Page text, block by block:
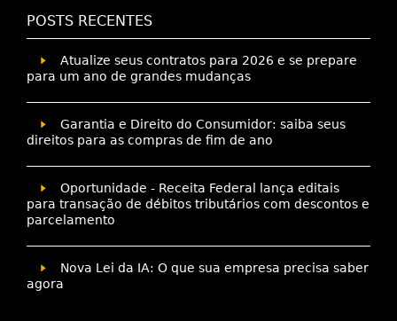
POSTS RECENTES
Atualize seus contratos para 2026 e se prepare
para um ano de grandes mudanças
Garantia e Direito do Consumidor: saiba seus
direitos para as compras de fim de ano
Oportunidade - Receita Federal lança editais
para transação de débitos tributários com descontos e
parcelamento
Nova Lei da IA: O que sua empresa precisa saber
agora